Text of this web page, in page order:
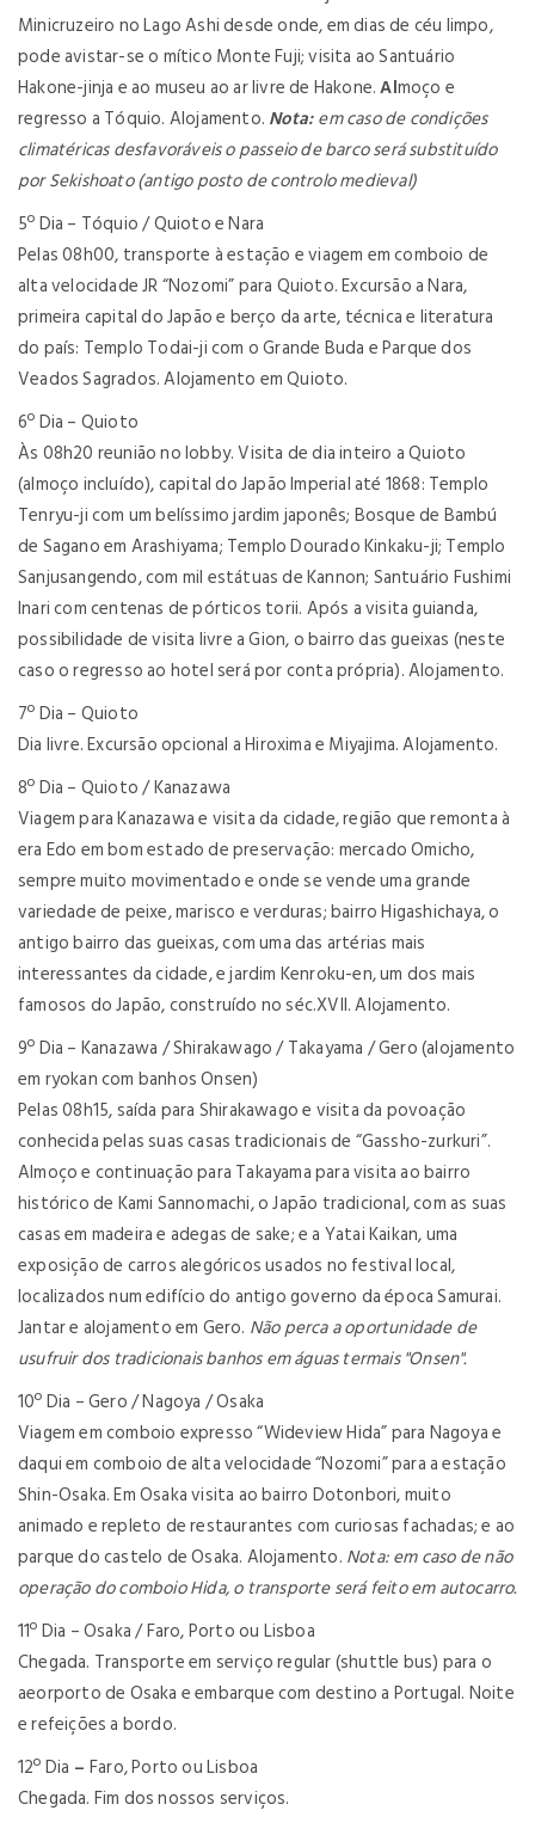
Minicruzeiro no Lago Ashi desde onde, em dias de céu limpo,
pode avistar-se o mítico Monte Fuji; visita ao Santuário
Hakone-jinja e ao museu ao ar livre de Hakone.Almoço e
regresso a Tóquio. Alojamento. Nota:em caso de condições
climatéricas desfavoráveis o passeio de barco será substituído
por Sekishoato (antigo posto de controlo medieval)
5º Dia – Tóquio / Quioto e Nara
Pelas 08h00, transporte à estação e viagem em comboio de
alta velocidade JR “Nozomi” para Quioto. Excursão a Nara,
primeira capital do Japão e berço da arte, técnica e literatura
do país: Templo Todai-ji com o Grande Buda e Parque dos
Veados Sagrados. Alojamento em Quioto.
6º Dia – Quioto
Às 08h20 reunião no lobby. Visita de dia inteiro a Quioto
(almoço incluído), capital do Japão Imperial até 1868: Templo
Tenryu-ji com um belíssimo jardim japonês; Bosque de Bambú
de Sagano em Arashiyama; Templo Dourado Kinkaku-ji; Templo
Sanjusangendo, com mil estátuas de Kannon; Santuário Fushimi
Inari com centenas de pórticos torii. Após a visita guianda,
possibilidade de visita livre a Gion, o bairro das gueixas (neste
caso o regresso ao hotel será por conta própria). Alojamento.
7º Dia – Quioto
Dia livre. Excursão opcional a Hiroxima e Miyajima. Alojamento.
8º Dia – Quioto / Kanazawa
Viagem para Kanazawa e visita da cidade, região que remonta à
era Edo em bom estado de preservação: mercado Omicho,
sempre muito movimentado e onde se vende uma grande
variedade de peixe, marisco e verduras; bairro Higashichaya, o
antigo bairro das gueixas, com uma das artérias mais
interessantes da cidade, e jardim Kenroku-en, um dos mais
famosos do Japão, construído no séc.XVII. Alojamento.
9º Dia – Kanazawa / Shirakawago / Takayama / Gero (alojamento
em ryokan com banhos Onsen)
Pelas 08h15, saída para Shirakawago e visita da povoação
conhecida pelas suas casas tradicionais de “Gassho-zurkuri”.
Almoçoe continuação para Takayama para visita ao bairro
histórico de Kami Sannomachi, o Japão tradicional, com as suas
casas em madeira e adegas de sake; e a Yatai Kaikan, uma
exposição de carros alegóricos usados no festival local,
localizados num edifício do antigo governo da época Samurai.
Jantare alojamento em Gero. Não perca a oportunidade de
usufruir dos tradicionais banhos em águas termais "Onsen".
10º Dia – Gero / Nagoya / Osaka
Viagem em comboio expresso “Wideview Hida” para Nagoya e
daqui em comboio de alta velocidade “Nozomi” para a estação
Shin-Osaka. Em Osaka visita ao bairro Dotonbori, muito
animado e repleto de restaurantes com curiosas fachadas; e ao
parque do castelo de Osaka. Alojamento. Nota: em caso de não
operação do comboio Hida, o transporte será feito em autocarro.
11º Dia – Osaka / Faro, Porto ou Lisboa
Chegada. Transporte em serviço regular (shuttle bus) para o
aeorporto de Osaka e embarque com destino a Portugal. Noite
e refeições a bordo.
12º Dia –Faro, Porto ou Lisboa
Chegada. Fim dos nossos serviços.